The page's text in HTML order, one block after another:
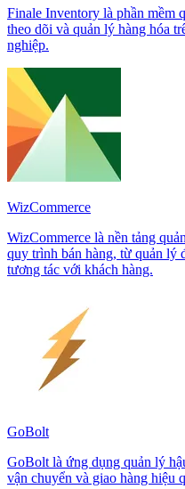
Finale Inventory là phần mềm
theo dõi và quản lý hàng hóa
nghiệp.
WizCommerce
WizCommerce là nền tảng
quy trình bán hàng, từ quản lý
tương tác với khách hàng.
GoBolt
GoBolt là ứng dụng quản lý
vận chuyển và giao hàng hiệu